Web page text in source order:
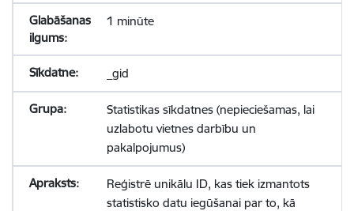
1 minūte
_gid
Statistikas sīkdatnes (nepieciešamas, lai
uzlabotu vietnes darbību un
pakalpojumus)
Reģistrē unikālu ID, kas tiek izmantots
statistisko datu iegūšanai par to, kā